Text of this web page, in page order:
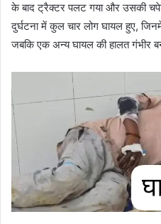
के बाद ट्रैक्टर पलट गया और उसकी
दुर्घटना में कुल चार लोग घायल हुए,
जबकि एक अन्य घायल की हालत गंभीर